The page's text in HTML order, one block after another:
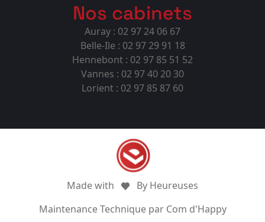
Nos cabinets
Auray : 02 97 24 06 67
Belle-Ile : 02 97 29 91 18
Hennebont : 02 97 85 51 52
Vannes : 02 97 40 20 30
Lorient : 02 97 85 87 60
Made with
By Heureuses
Maintenance Technique par Com d'Happy